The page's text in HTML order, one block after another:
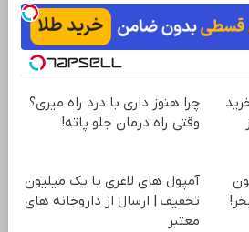
چرا هنوز داری با درد راه میری؟
وقتی راه درمان جلو پاته!
۱ میلیون
آمپول های لاغری با یک میلیون
تخفیف | ارسال از داروخانه های
معتبر